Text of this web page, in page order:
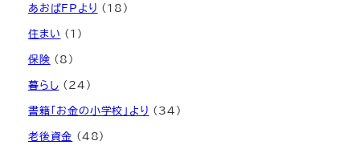
あおばFPより (18)
住まい (1)
保険 (8)
暮らし (24)
書籍「お金の小学校」より (34)
老後資金 (48)